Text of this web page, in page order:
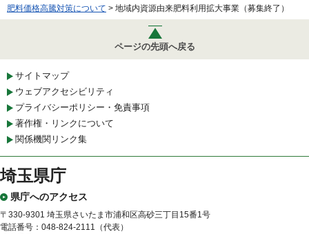
肥料価格高騰対策について > 地域内資源由来肥料利用拡大事業（募集終了）
ページの先頭へ戻る
サイトマップ
ウェブアクセシビリティ
プライバシーポリシー・免責事項
著作権・リンクについて
関係機関リンク集
埼玉県庁
県庁へのアクセス
〒330-9301 埼玉県さいたま市浦和区高砂三丁目15番1号
電話番号：048-824-2111（代表）